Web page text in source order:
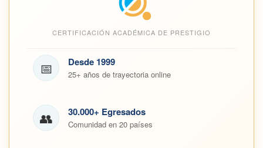
CERTIFICACIÓN ACADÉMICA DE PRESTIGIO
📅 Desde 1999
25+ años de trayectoria online
👥 30.000+ Egresados
Comunidad en 20 países